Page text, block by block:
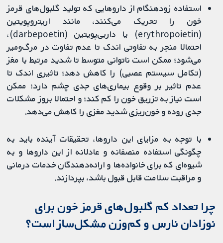
استفاده زودهنگام از داروهایی که تولید گلبول‌های قرمز
خون را تحریک می‌کنند، مانند اریتروپویتین
(erythropoietin) یا داربی‌پویتین (darbepoetin)،
احتمالا منجر به تفاوتی اندک تا عدم تفاوت در مرگ‌ومیر
می‌شود؛ ممکن است ناتوانی متوسط ​​تا شدید مرتبط با مغز
(تکامل سیستم عصبی) را کاهش دهد؛ تاثیری اندک تا
عدم تاثیر بر وقوع بیماری‌های جدی چشم دارد؛ ممکن
است نیاز به تزریق خون را کم کند؛ و احتمالا بروز مشکلات
جدی روده و خون‌ریزی شدید مغزی را کاهش می‌دهد.
با توجه به مزایای این داروها، تحقیقات آینده باید به
چگونگی استفاده منصفانه و عادلانه از این داروها و به
شیوه‌ای که برای خانواده‌ها و ارائه‌دهندگان خدمات درمانی
و مراقبت سلامت قابل قبول باشد، بپردازند.
چرا تعداد کم گلبول‌های قرمز خون برای
نوزادان نارس و کم‌وزن مشکل‌ساز است؟